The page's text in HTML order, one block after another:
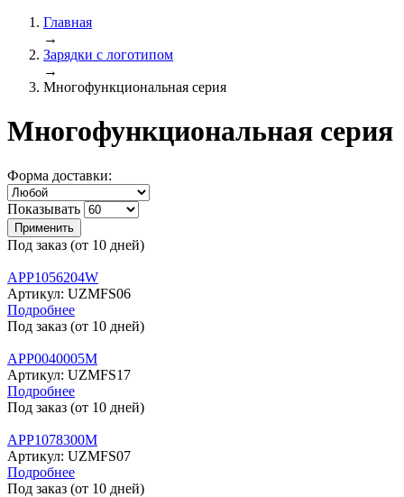
Главная
→
Зарядки с логотипом
→
Многофункциональная серия
Многофункциональная серия
Форма доставки:
Показывать
Под заказ (от 10 дней)
APP1056204W
Артикул: UZMFS06
Подробнее
Под заказ (от 10 дней)
APP0040005M
Артикул: UZMFS17
Подробнее
Под заказ (от 10 дней)
APP1078300M
Артикул: UZMFS07
Подробнее
Под заказ (от 10 дней)